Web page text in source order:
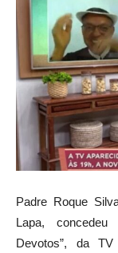
Padre Roque
Lapa,
Devotos”, da